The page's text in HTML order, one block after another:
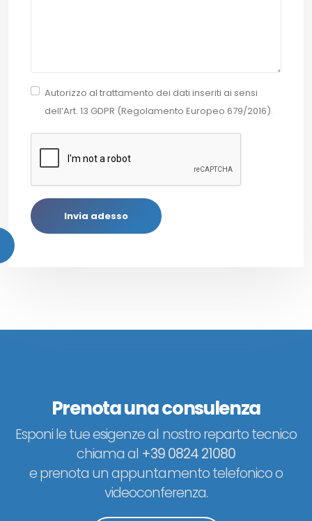
Autorizzo al trattamento dei dati inseriti ai sensi
dell’Art. 13 GDPR (Regolamento Europeo 679/2016).
Prenota una consulenza
Esponi le tue esigenze al nostro reparto tecnico
chiama al +39 0824 21080
e prenota un appuntamento telefonico o
videoconferenza.